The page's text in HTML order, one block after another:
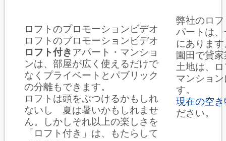
ロフトのプロモーションビデオ
ロフトのプロモーションビデオ
ロフト付き アパート・マンショ
ンは、部屋が広く使えるだけで
なくプライベートとパブリック
の分離もできます。
ロフトは頭をぶつけるかもしれ
ないし 夏は暑いかもしれませ
ん。しかしそれ以上の楽しさを
「ロフト付き」は、もたらして
弊社のロ
パートは
にありま
園田で貸
土地は、
マンショ
す。
現在の空
ださい。